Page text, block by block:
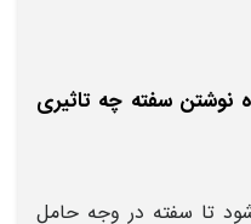
نوشتن سفته چه تاثیری
تا سفته در وجه حامل